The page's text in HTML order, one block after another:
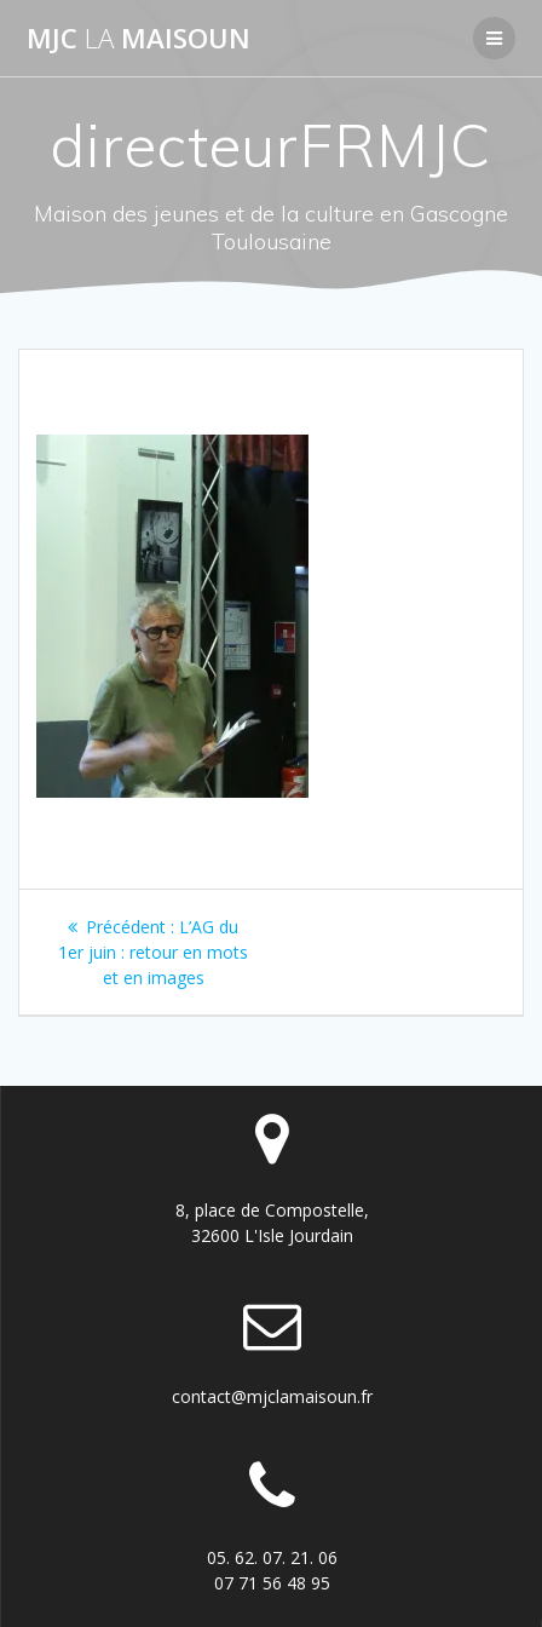
MJC LA MAISOUN
directeurFRMJC
Maison des jeunes et de la culture en Gascogne
Toulousaine
Navigation
de
l’article
Précédent : Article
précédent
:
L’AG du
1er juin : retour en mots
et en images
8, place de Compostelle,
32600 L'Isle Jourdain
contact@mjclamaisoun.fr
05. 62. 07. 21. 06
07 71 56 48 95